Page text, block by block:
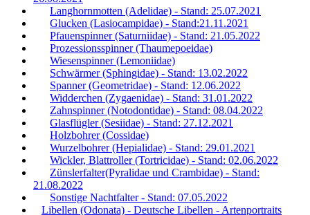
Langhornmotten (Adelidae) - Stand: 25.07.2021
Glucken (Lasiocampidae) - Stand:21.11.2021
Pfauenspinner (Saturniidae) - Stand: 21.05.2022
Prozessionsspinner (Thaumepoeidae)
Wiesenspinner (Lemoniidae)
Schwärmer (Sphingidae) - Stand: 13.02.2022
Spanner (Geometridae) - Stand: 12.06.2022
Widderchen (Zygaenidae) - Stand: 31.01.2022
Zahnspinner (Notodontidae) - Stand: 08.04.2022
Glasflügler (Sesiidae) - Stand: 27.12.2021
Holzbohrer (Cossidae)
Wurzelbohrer (Hepialidae) - Stand: 29.01.2021
Wickler, Blattroller (Tortricidae) - Stand: 02.06.2022
Zünslerfalter(Pyralidae und Crambidae) - Stand:
21.08.2022
Sonstige Nachtfalter - Stand: 07.05.2022
Libellen (Odonata) - Deutsche Libellen - Artenportraits